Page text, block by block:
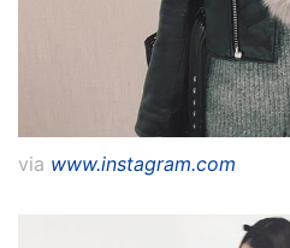
via www.instagram.com